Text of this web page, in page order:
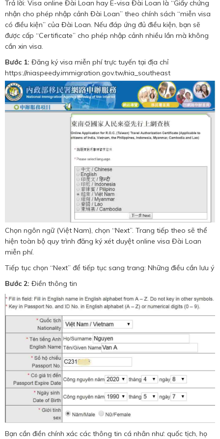
Trả lời: Visa online Đài Loan hay E-visa Đài Loan là “Giấy chứng
nhận cho phép nhập cảnh Đài Loan” theo chính sách “miễn visa
có điều kiện” của Đài Loan. Nếu đáp ứng đủ điều kiện, bạn sẽ
được cấp “Certificate” cho phép nhập cảnh nhiều lần mà không
cần xin visa.
Bước 1: Đăng ký visa miễn phí trực tuyến tại địa chỉ
https://niaspeedy.immigration.gov.tw/nia_southeast
Chọn ngôn ngữ (Việt Nam), chọn “Next”. Trang tiếp theo sẽ thể
hiện toàn bộ quy trình đăng ký xét duyệt online visa Đài Loan
miễn phí.
Tiếp tục chọn “Next” để tiếp tục sang trang: Những điều cần lưu ý
Bước 2: Điền thông tin
Bạn cần điền chính xác các thông tin cá nhân như: quốc tịch, họ